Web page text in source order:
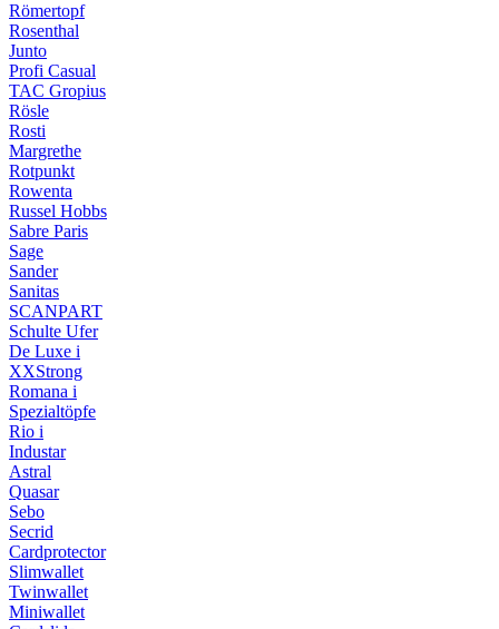
Römertopf
Rosenthal
Junto
Profi Casual
TAC Gropius
Rösle
Rosti
Margrethe
Rotpunkt
Rowenta
Russel Hobbs
Sabre Paris
Sage
Sander
Sanitas
SCANPART
Schulte Ufer
De Luxe i
XXStrong
Romana i
Spezialtöpfe
Rio i
Industar
Astral
Quasar
Sebo
Secrid
Cardprotector
Slimwallet
Twinwallet
Miniwallet